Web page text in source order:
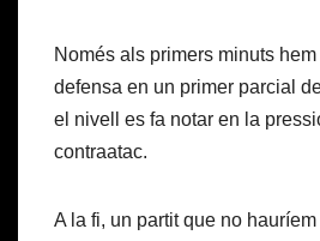
Només als primers minuts
defensa en un primer parcial
el nivell es fa notar en la
contraatac.
A la fi, un partit que no hauríem